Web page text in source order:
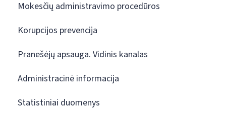
Mokesčių administravimo procedūros
Korupcijos prevencija
Pranešėjų apsauga. Vidinis kanalas
Administracinė informacija
Statistiniai duomenys